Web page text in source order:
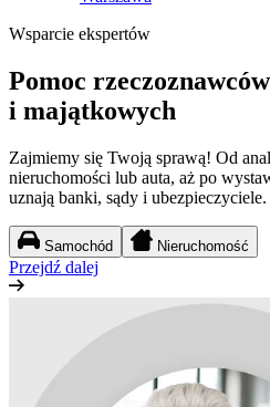
Wsparcie ekspertów
Pomoc
i majątkowych
Zajmiemy się Twoją sprawą! Od
nieruchomości lub auta, aż po
uznają banki, sądy i ubezpieczyciele.
Samochód Nieruchomość
Przejdź dalej